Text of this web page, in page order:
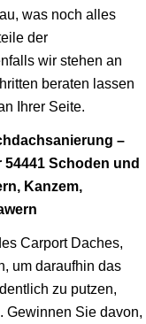
was noch alles
der
wir stehen an
beraten lassen
Ihrer Seite.
–
Schoden und
Kanzem,
Carport Daches,
um daraufhin das
zu putzen,
Gewinnen Sie davon,